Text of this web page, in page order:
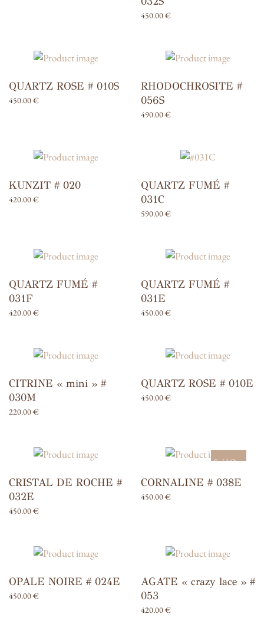
450.00€
QUARTZ ROSE # 010S
450.00€
RHODOCHROSITE #
056S
490.00€
KUNZIT # 020
420.00€
QUARTZ FUMÉ #
031C
590.00€
QUARTZ FUMÉ #
031F
420.00€
QUARTZ FUMÉ #
031E
450.00€
CITRINE « mini » #
030M
220.00€
QUARTZ ROSE # 010E
450.00€
CRISTAL DE ROCHE #
032E
450.00€
Sold Out
CORNALINE # 038E
450.00€
OPALE NOIRE # 024E
450.00€
AGATE « crazy lace » #
053
420.00€